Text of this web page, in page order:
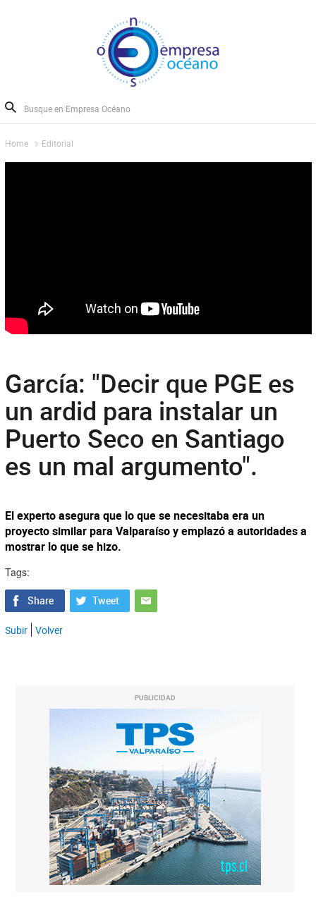
Home Editorial
García: "Decir que PGE es
un ardid para instalar un
Puerto Seco en Santiago
es un mal argumento".
El experto asegura que lo que se necesitaba era un
proyecto similar para Valparaíso y emplazó a autoridades a
mostrar lo que se hizo.
Tags:
Subir Volver
PUBLICIDAD